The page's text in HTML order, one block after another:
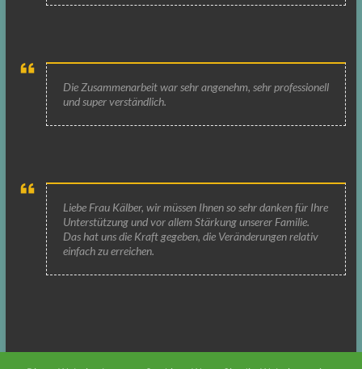
Die Zusammenarbeit war sehr angenehm, sehr professionell
und super verständlich.
Liebe Frau Kälber, wir müssen Ihnen so sehr danken für Ihre
Unterstützung und vor allem Stärkung unserer Familie.
Das hat uns die Kraft gegeben, die Veränderungen relativ
einfach zu erreichen.